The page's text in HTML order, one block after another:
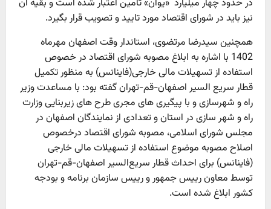
در حدود چهار میلیارد «یوآن» تأمین اعتبار شده است و بقیه آن
نیز باید در شورای اقتصاد مورد تایید و تصویب قرار بگیرد.
همچنین سیدرضا مرتضوی، استاندار وقت اصفهان مهرماه
1402 با اشاره به ابلاغ مصوبه شورای اقتصاد در خصوص
استفاده از تسهیلات مالی خارجی(فاینانس) به منظور تکمیل
قطار سریع السیر اصفهان-قم-تهران گفته بود: با مساعدت وزیر
راه و شهرسازی و با پیگیری های مجری طرح های زیربنایی وزارت
راه و شهر سازی در استان و تعدادی از نمایندگان اصفهان در
مجلس شورای اسلامی، مصوبه شورای اقتصاد درخصوص
اصلاح مصوبه موضوع استفاده از تسهیلات مالی خارجی
(فاینانس) برای احداث قطار سریع‌السیر اصفهان-قم-تهران
توسط معاون رییس جمهور و رییس سازمان برنامه و بودجه
کشور ابلاغ شده است.